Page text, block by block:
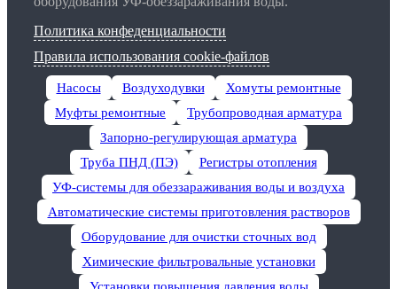
Политика конфеденциальности
Правила использования cookie-файлов
Насосы Воздуходувки
Хомуты ремонтные
Муфты ремонтные
Трубопроводная арматура
Запорно-регулирующая арматура
Труба ПНД (ПЭ)
Регистры отопления
УФ-системы для обеззараживания воды и воздуха
Автоматические системы приготовления растворов
Оборудование для очистки сточных вод
Химические фильтровальные установки